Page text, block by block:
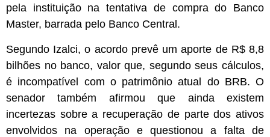
pela instituição na tentativa de compra do Banco
Master, barrada pelo Banco Central.
Segundo Izalci, o acordo prevê um aporte de R$ 8,8
bilhões no banco, valor que, segundo seus cálculos,
é incompatível com o patrimônio atual do BRB. O
senador também afirmou que ainda existem
incertezas sobre a recuperação de parte dos ativos
envolvidos na operação e questionou a falta de